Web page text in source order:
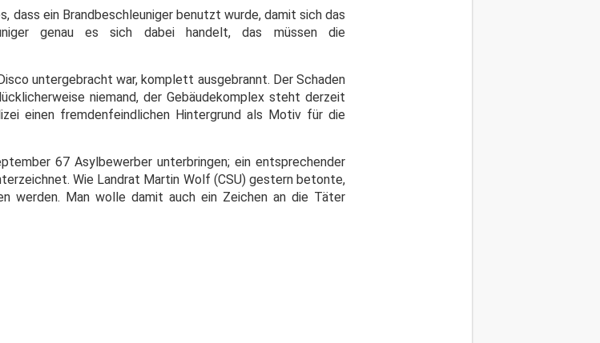
dass ein Brandbeschleuniger benutzt wurde, damit sich das
genau es sich dabei handelt, das müssen die
untergebracht war, komplett ausgebrannt. Der Schaden
niemand, der Gebäudekomplex steht derzeit
einen fremdenfeindlichen Hintergrund als Motiv für die
67 Asylbewerber unterbringen; ein entsprechender
Wie Landrat Martin Wolf (CSU) gestern betonte,
werden. Man wolle damit auch ein Zeichen an die Täter